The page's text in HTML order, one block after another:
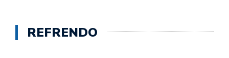
REFRENDO